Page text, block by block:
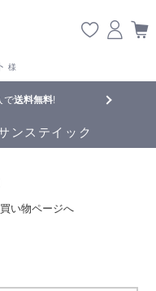
様
で送料無料! 【重要】
ンステイック
い物ページへ